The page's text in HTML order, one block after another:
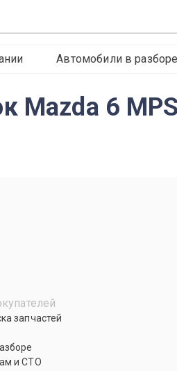
Автомобили в разборе
Mazda 6
запчастей
и СТО